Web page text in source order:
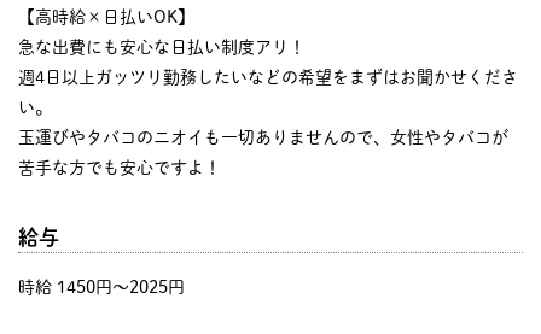
【高時給×日払いOK】
急な出費にも安心な日払い制度アリ！
週4日以上ガッツリ勤務したいなどの希望をまずはお聞かせくださ
い。
玉運びやタバコのニオイも一切ありませんので、女性やタバコが
苦手な方でも安心ですよ！
給与
時給 1450円〜2025円